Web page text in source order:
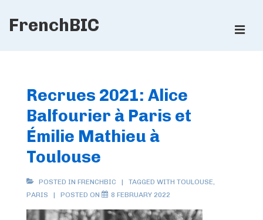
SkipFrenchBIC
Recrues 2021: Alice
Balfourier à Paris et
Émilie Mathieu à
Toulouse
POSTED IN FRENCHBIC TAGGED WITH TOULOUSE,
PARIS
POSTED ON 8 FEBRUARY 2022